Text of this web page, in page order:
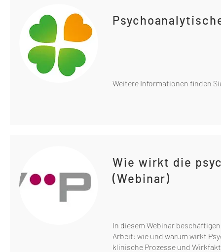
Weitere Informationen finden
Wie wirkt die
(Webinar)
In diesem Webinar
Arbeit: wie und warum wirkt
klinische Prozesse und